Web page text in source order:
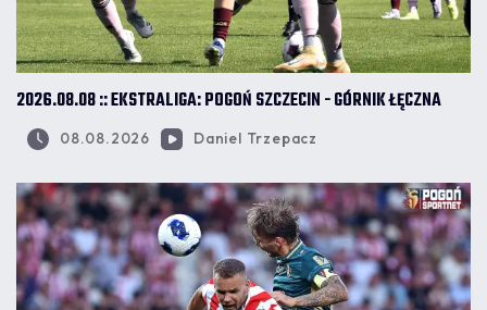
2026.08.08 :: EKSTRALIGA: POGOŃ SZCZECIN - GÓRNIK ŁĘCZNA
08.08.2026 Daniel Trzepacz